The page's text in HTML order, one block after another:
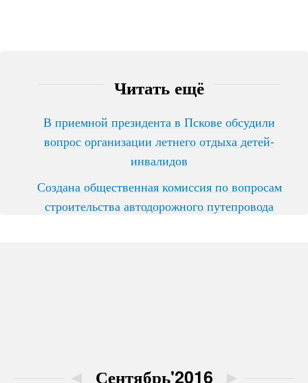
Читать ещё
В приемной президента в Пскове обсудили
вопрос организации летнего отдыха детей-
инвалидов
Создана общественная комиссия по вопросам
строительства автодорожного путепровода
◄ Сентябрь'2016 ►